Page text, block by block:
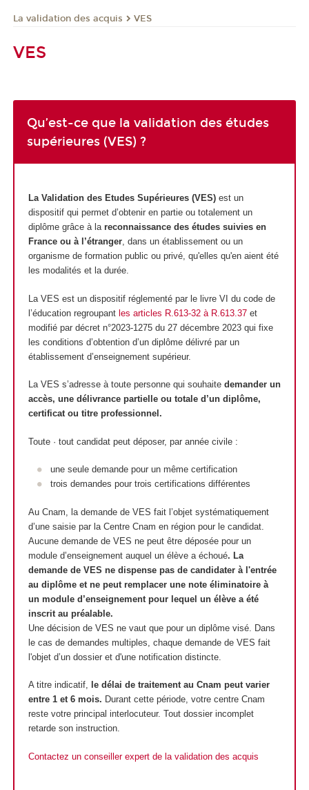
La validation des acquis VES
VES
Qu’est-ce que la validation des études
supérieures (VES) ?
La Validation des Etudes Supérieures (VES)est un
dispositif qui permet d’obtenir en partie ou totalement un
diplôme grâce à la reconnaissance des études suivies en
France ou à l’étranger, dans un établissement ou un
organisme de formation public ou privé, qu'elles qu'en aient été
les modalités et la durée.
La VES est un dispositif réglementé par le livre VI du code de
l’éducation regroupant les articles R.613-32 à R.613.37et
modifié par décret n°2023-1275 du 27 décembre 2023 qui fixe
les conditions d’obtention d’un diplôme délivré par un
établissement d’enseignement supérieur.
La VES s’adresse à toute personne qui souhaite demander un
accès, une délivrance partielle ou totale d’un diplôme,
certificat ou titre professionnel.
Toute · tout candidat peut déposer, par année civile :
une seule demande pour un même certification
trois demandes pour trois certifications différentes
Au Cnam, la demande de VES fait l’objet systématiquement
d’une saisie par la Centre Cnam en région pour le candidat.
Aucune demande de VES ne peut être déposée pour un
module d’enseignement auquel un élève a échoué. La
demande de VES ne dispense pas de candidater à l'entrée
au diplôme etne peut remplacer une note éliminatoire à
un module d’enseignement pour lequel un élève a été
inscrit au préalable.
Une décision de VES ne vaut que pour un diplôme visé. Dans
le cas de demandes multiples, chaque demande de VES fait
l'objet d’un dossier et d'une notification distincte.
A titre indicatif, le délai de traitement au Cnam peut varier
entre 1 et 6 mois. Durant cette période, votre centre Cnam
reste votre principal interlocuteur. Tout dossier incomplet
retarde son instruction.
Contactez un conseiller expert de la validation des acquis